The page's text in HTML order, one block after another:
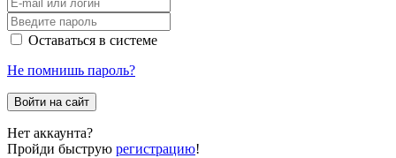
Оставаться в системе
Не помнишь пароль?
Войти на сайт
Нет аккаунта?
Пройди быструю регистрацию!